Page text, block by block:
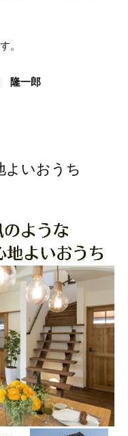
。
隆一郎
よいおうち